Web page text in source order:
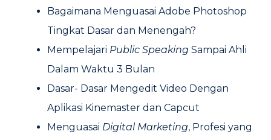
Bagaimana Menguasai Adobe Photoshop
Tingkat Dasar dan Menengah?
Mempelajari Public Speaking Sampai Ahli
Dalam Waktu 3 Bulan
Dasar- Dasar Mengedit Video Dengan
Aplikasi Kinemaster dan Capcut
Menguasai Digital Marketing, Profesi yang